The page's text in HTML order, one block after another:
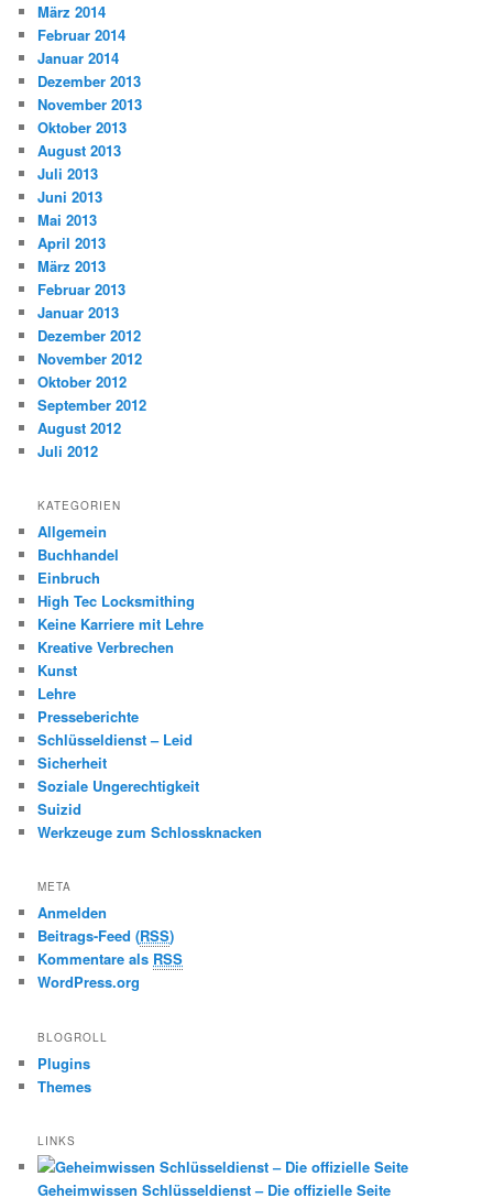
März 2014
Februar 2014
Januar 2014
Dezember 2013
November 2013
Oktober 2013
August 2013
Juli 2013
Juni 2013
Mai 2013
April 2013
März 2013
Februar 2013
Januar 2013
Dezember 2012
November 2012
Oktober 2012
September 2012
August 2012
Juli 2012
KATEGORIEN
Allgemein
Buchhandel
Einbruch
High Tec Locksmithing
Keine Karriere mit Lehre
Kreative Verbrechen
Kunst
Lehre
Presseberichte
Schlüsseldienst – Leid
Sicherheit
Soziale Ungerechtigkeit
Suizid
Werkzeuge zum Schlossknacken
META
Anmelden
Beitrags-Feed (RSS)
Kommentare als RSS
WordPress.org
BLOGROLL
Plugins
Themes
LINKS
Geheimwissen Schlüsseldienst – Die offizielle Seite